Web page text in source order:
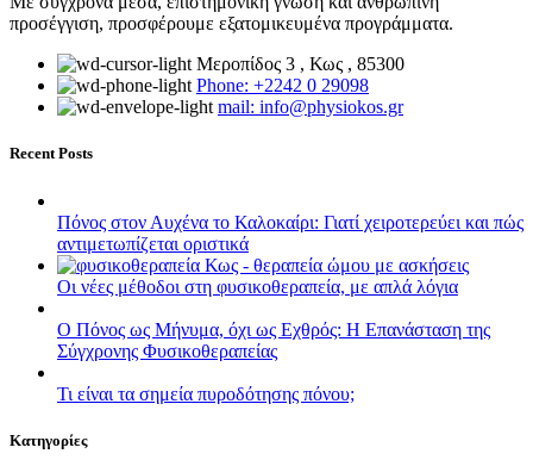
προσέγγιση, προσφέρουμε εξατομικευμένα προγράμματα.
Μεροπίδος 3 , Κως , 85300
Phone: +2242 0 29098
mail: info@physiokos.gr
Recent Posts
Πόνος στον Αυχένα το Καλοκαίρι: Γιατί χειροτερεύει και πώς
αντιμετωπίζεται οριστικά
Οι νέες μέθοδοι στη φυσικοθεραπεία, με απλά λόγια
Ο Πόνος ως Μήνυμα, όχι ως Εχθρός: Η Επανάσταση της
Σύγχρονης Φυσικοθεραπείας
Τι είναι τα σημεία πυροδότησης πόνου;
Kατηγορίες